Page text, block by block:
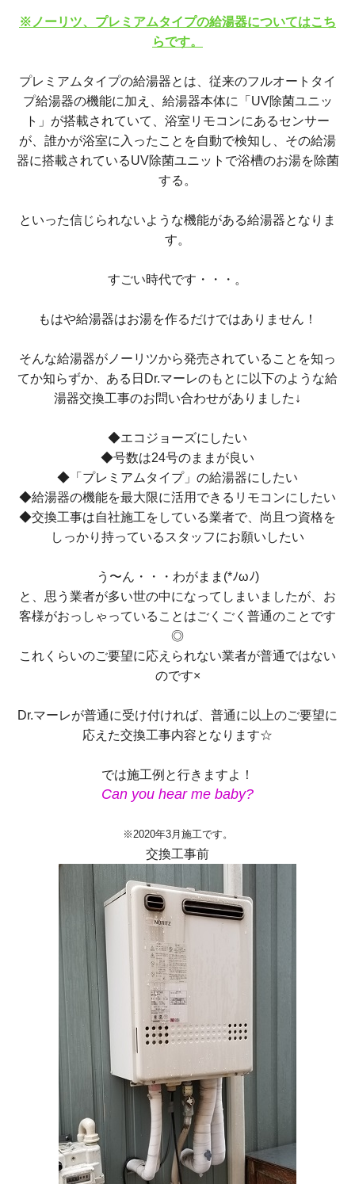
※ノーリツ、プレミアムタイプの給湯器についてはこち
らです。
プレミアムタイプの給湯器とは、従来のフルオートタイ
プ給湯器の機能に加え、給湯器本体に「UV除菌ユニッ
ト」が搭載されていて、浴室リモコンにあるセンサー
が、誰かが浴室に入ったことを自動で検知し、その給湯
器に搭載されているUV除菌ユニットで浴槽のお湯を除菌
する。
といった信じられないような機能がある給湯器となりま
す。
すごい時代です・・・。
もはや給湯器はお湯を作るだけではありません！
そんな給湯器がノーリツから発売されていることを知っ
てか知らずか、ある日Dr.マーレのもとに以下のような給
湯器交換工事のお問い合わせがありました↓
◆エコジョーズにしたい
◆号数は24号のままが良い
◆「プレミアムタイプ」の給湯器にしたい
◆給湯器の機能を最大限に活用できるリモコンにしたい
◆交換工事は自社施工をしている業者で、尚且つ資格を
しっかり持っているスタッフにお願いしたい
う〜ん・・・わがまま(*ﾉωﾉ)
と、思う業者が多い世の中になってしまいましたが、お
客様がおっしゃっていることはごくごく普通のことです
◎
これくらいのご要望に応えられない業者が普通ではない
のです×
Dr.マーレが普通に受け付ければ、普通に以上のご要望に
応えた交換工事内容となります☆
では施工例と行きますよ！
Can you hear me baby?
※2020年3月施工です。
交換工事前